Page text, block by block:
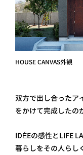
HOUSE CANVAS外観
双方で出し合ったア
をかけて完成したの
IDÉEの感性とLIFE
暮らしをその人らし